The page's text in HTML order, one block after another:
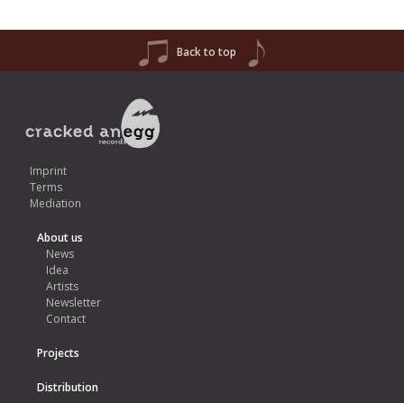
Back to top
Imprint
Terms
Mediation
About us
News
Idea
Artists
Newsletter
Contact
Projects
Distribution